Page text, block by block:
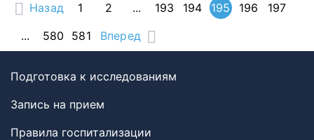
Назад 1 2 ... 193 194 195 196
197
...
580 581 Вперед
Подготовка к исследованиям
Запись на прием
Правила госпитализации